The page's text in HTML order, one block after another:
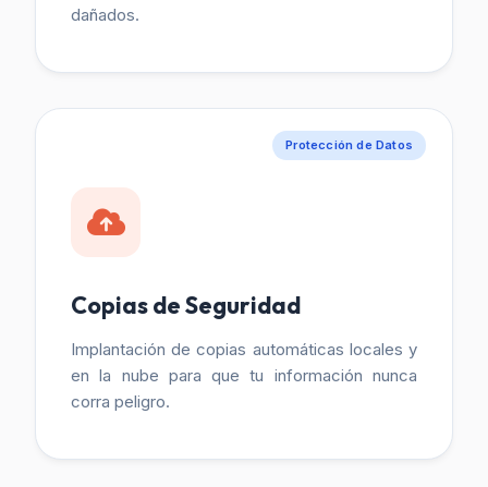
dañados.
Protección de Datos
Copias de Seguridad
Implantación de copias automáticas locales y
en la nube para que tu información nunca
corra peligro.